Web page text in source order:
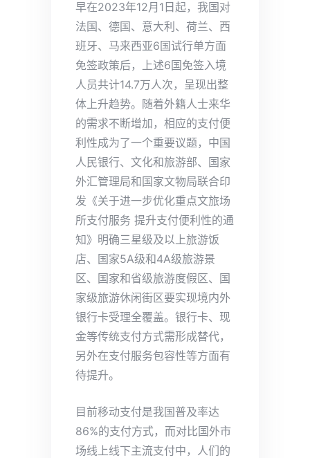
早在2023年12月1日起，我国对
法国、德国、意大利、荷兰、西
班牙、马来西亚6国试行单方面
免签政策后，上述6国免签入境
人员共计14.7万人次，呈现出整
体上升趋势。随着外籍人士来华
的需求不断增加，相应的支付便
利性成为了一个重要议题，中国
人民银行、文化和旅游部、国家
外汇管理局和国家文物局联合印
发《关于进一步优化重点文旅场
所支付服务 提升支付便利性的通
知》明确三星级及以上旅游饭
店、国家5A级和4A级旅游景
区、国家和省级旅游度假区、国
家级旅游休闲街区要实现境内外
银行卡受理全覆盖。银行卡、现
金等传统支付方式需形成替代，
另外在支付服务包容性等方面有
待提升。
目前移动支付是我国普及率达
86%的支付方式，而对比国外市
场线上线下主流支付中，人们的